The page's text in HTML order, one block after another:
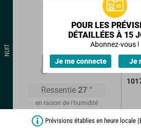
NUIT
24°
Ressentie 27 °
en raison de l'humidité
POUR LES
DÉTAILLÉES À 15
Abonnez-vous !
Je me connecte Je
Prévisions établies en heure locale